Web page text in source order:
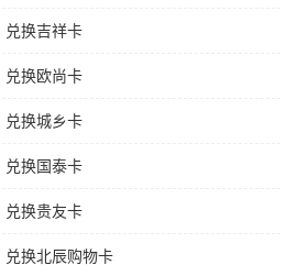
兑换吉祥卡
兑换欧尚卡
兑换城乡卡
兑换国泰卡
兑换贵友卡
兑换北辰购物卡